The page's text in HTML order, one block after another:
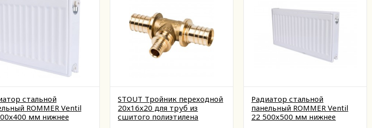
стальной
ROMMER Ventil
мм нижнее
STOUT Тройник переходной
20x16x20 для труб из
сшитого полиэтилена
Радиатор стальной
панельный ROMMER Ventil
22 500х500 мм нижнее